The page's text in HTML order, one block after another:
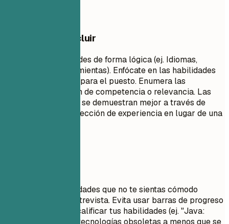
Qué conviene incluir
Agrupa tus habilidades de forma lógica (ej. Idiomas,
Frameworks, Herramientas). Enfócate en las habilidades
técnicas relevantes para el puesto. Enumera las
habilidades en orden de competencia o relevancia. Las
habilidades blandas se demuestran mejor a través de
puntos clave en tu sección de experiencia en lugar de una
No enumeres habilidades que no te sientas cómodo
utilizando en una entrevista. Evita usar barras de progreso
o porcentajes para calificar tus habilidades (ej. "Java:
80%"). No incluyas tecnologías obsoletas a menos que se